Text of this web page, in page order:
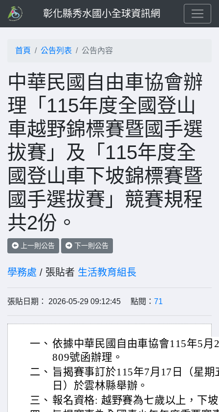
彰化縣秀水國小全球資訊網
首頁 公告列表 公告內容
中華民國自由車協會辦
理「115年度全國登山
車越野錦標賽暨國手選
拔賽」及「115年度全
國登山車下坡錦標賽暨
國手選拔賽」競賽規程
共2份。
上一則公告 下一則公告
學務處 / 張貼者 生活教育組長
張貼日期： 2026-05-29 09:12:45 點閱： 71
一、 依據中華民國自由車協會115年5月
809號函辦理。
二、 旨揭賽事訂於115年7月17日（星
日）於雲林縣舉辦。
三、 報名資格: 越野賽為七歲以上，下